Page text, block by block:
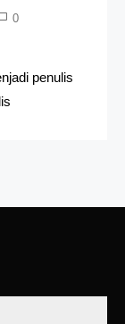
0
penulis